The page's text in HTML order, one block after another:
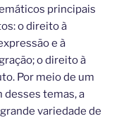
principais
o direito à
e à
o direito à
Por meio de um
desses temas, a
variedade de